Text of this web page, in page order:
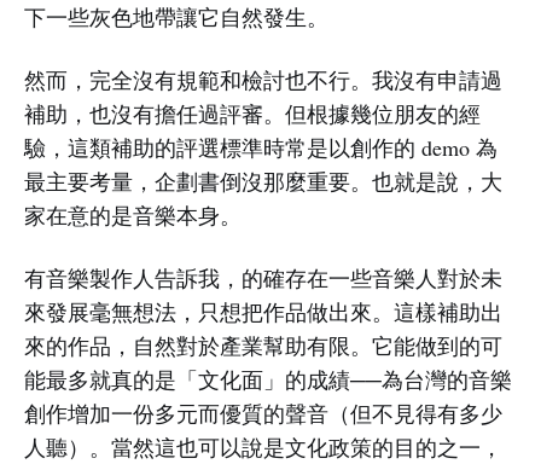
下一些灰色地帶讓它自然發生。
然而，完全沒有規範和檢討也不行。我沒有申請過
補助，也沒有擔任過評審。但根據幾位朋友的經
驗，這類補助的評選標準時常是以創作的 demo 為
最主要考量，企劃書倒沒那麼重要。也就是說，大
家在意的是音樂本身。
有音樂製作人告訴我，的確存在一些音樂人對於未
來發展毫無想法，只想把作品做出來。這樣補助出
來的作品，自然對於產業幫助有限。它能做到的可
能最多就真的是「文化面」的成績──為台灣的音樂
創作增加一份多元而優質的聲音（但不見得有多少
人聽）。當然這也可以說是文化政策的目的之一，